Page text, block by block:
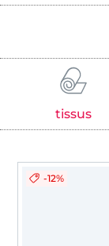
tissus
-12%